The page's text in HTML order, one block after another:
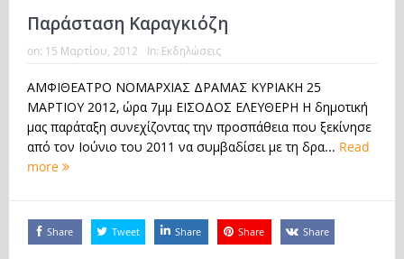
Παράσταση Καραγκιόζη
on: 15 Μαρτίου, 2012 In: Εκδηλώσεις
ΑΜΦΙΘΕΑΤΡΟ ΝΟΜΑΡΧΙΑΣ ΔΡΑΜΑΣ ΚΥΡΙΑΚΗ 25
ΜΑΡΤΙΟΥ 2012, ώρα 7μμ ΕΙΣΟΔΟΣ ΕΛΕΥΘΕΡΗ Η δημοτική
μας παράταξη συνεχίζοντας την προσπάθεια που ξεκίνησε
από τον Ιούνιο του 2011 να συμβαδίσει με τη δρα... Read
more
Share Tweet Share Share Share